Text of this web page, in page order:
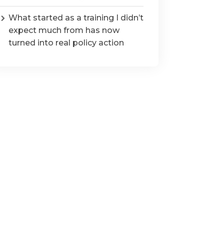
What started as a training I didn’t
expect much from has now
turned into real policy action